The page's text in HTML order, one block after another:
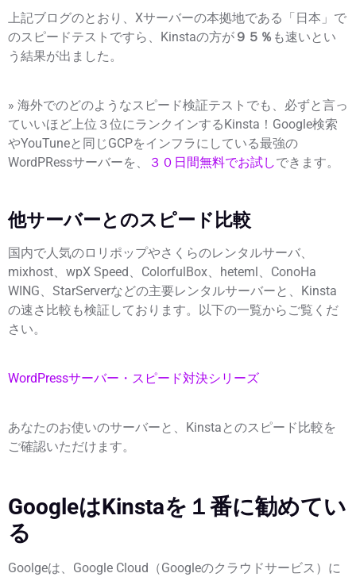
上記ブログのとおり、Xサーバーの本拠地である「日本」で
のスピードテストですら、Kinstaの方が ９５％ も速いとい
う結果が出ました。
» 海外でのどのようなスピード検証テストでも、必ずと言っ
ていいほど上位３位にランクインするKinsta！Google検索
やYouTuneと同じGCPをインフラにしている最強の
WordPRessサーバーを、
３０日間無料でお試しできます。
他サーバーとのスピード比較
国内で人気のロリポップやさくらのレンタルサーバ、
mixhost、wpX Speed、ColorfulBox、heteml、ConoHa
WING、StarServerなどの主要レンタルサーバーと、Kinsta
の速さ比較も検証しております。以下の一覧からご覧くだ
さい。
WordPressサーバー・スピード対決シリーズ
あなたのお使いのサーバーと、Kinstaとのスピード比較を
ご確認いただけます。
GoogleはKinstaを１番に勧めてい
る
Goolgeは、Google Cloud（Googleのクラウドサービス）に